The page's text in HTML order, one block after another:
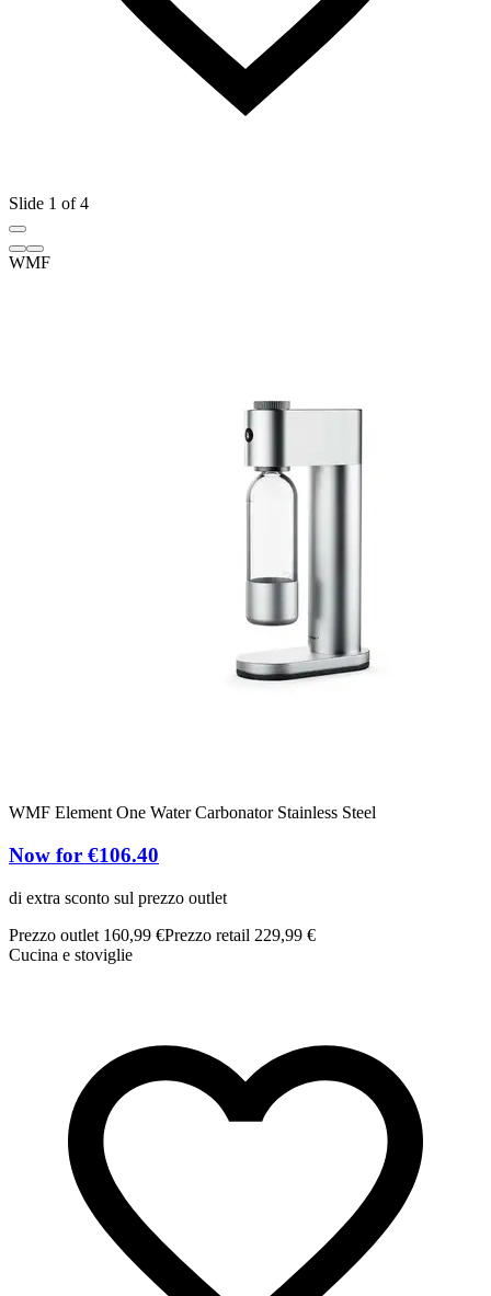
Slide 1 of 4
WMF
WMF Element One Water Carbonator Stainless Steel
Now for €106.40
di extra sconto sul prezzo outlet
Prezzo outlet 160,99 €Prezzo retail 229,99 €
Cucina e stoviglie